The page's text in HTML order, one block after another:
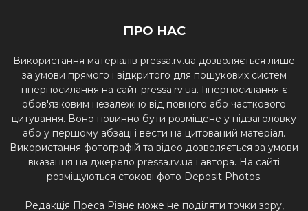
ПРО НАС
Використання матеріалів pressa.rv.ua дозволяється лише
за умови прямого і відкритого для пошукових систем
гіперпосилання на сайт pressa.rv.ua. Гіперпосилання є
обов'язковим незалежно від повного або часткового
цитування. Воно повинно бути розміщене у підзаголовку
або у першому абзаці і вести на цитований матеріал.
Використання фотографій та відео дозволяється за умови
вказання на джерело pressa.rv.ua і автора. На сайті
розміщуються стокові фото Deposit Photos.
Редакція Преса Рівне може не поділяти точки зору,